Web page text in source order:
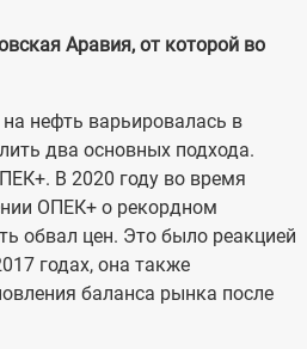
Аравия, от которой во
нефть варьировалась в
два основных подхода.
В 2020 году во время
ОПЕК+ о рекордном
обвал цен. Это было реакцией
годах, она также
баланса рынка после